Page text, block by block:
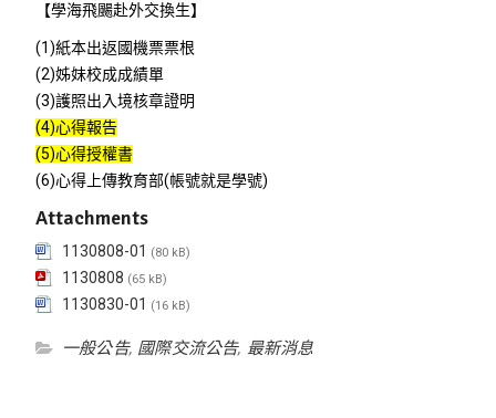
【學海飛颺赴外交換生】
(1)紙本出返國機票票根
(2)姊妹校成成績單
(3)護照出入境核章證明
(4)心得報告
(5)心得授權書
(6)心得上傳教育部(帳號就是學號)
Attachments
1130808-01 (80 kB)
1130808 (65 kB)
1130830-01 (16 kB)
一般公告, 國際交流公告, 最新消息